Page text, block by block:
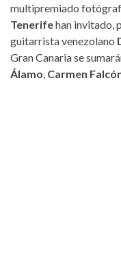
multipremiado
Tenerifehan invitado,
guitarrista venezolano
Gran Canaria se
Álamo Carmen